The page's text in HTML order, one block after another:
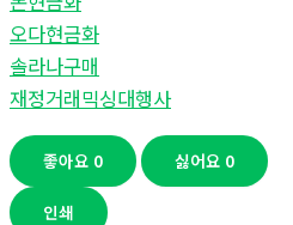
오다현금화
솔라나구매
재정거래믹싱대행사
좋아요 0 싫어요 0
인쇄